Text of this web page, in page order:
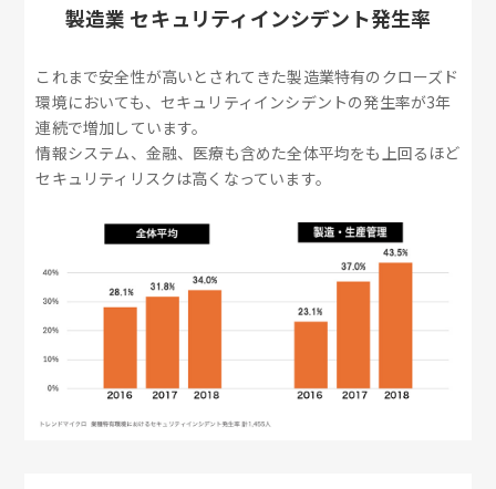
製造業 セキュリティインシデント発生率
これまで安全性が高いとされてきた製造業特有のクローズド
環境においても、セキュリティインシデントの発生率が3年
連続で増加しています。
情報システム、金融、医療も含めた全体平均をも上回るほど
セキュリティリスクは高くなっています。